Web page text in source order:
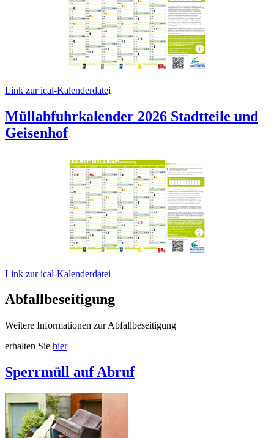
Link zur ical-Kalenderdatei
Müllabfuhrkalender 2026 Stadtteile und
Geisenhof
Link zur ical-Kalenderdatei
Abfallbeseitigung
Weitere Informationen zur Abfallbeseitigung
erhalten Sie hier
Sperrmüll auf Abruf